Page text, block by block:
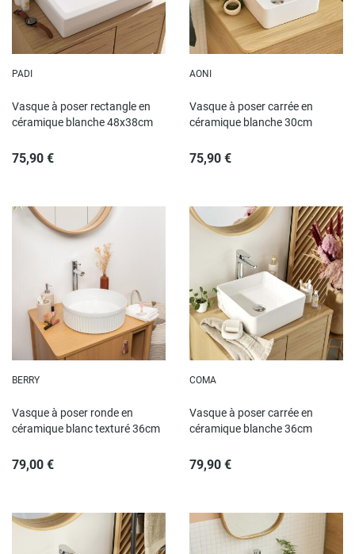
PADI
Vasque à poser rectangle en
céramique blanche 48x38cm
75,90 €
AONI
Vasque à poser carrée en
céramique blanche 30cm
75,90 €
BERRY
Vasque à poser ronde en
céramique blanc texturé 36cm
79,00 €
COMA
Vasque à poser carrée en
céramique blanche 36cm
79,90 €